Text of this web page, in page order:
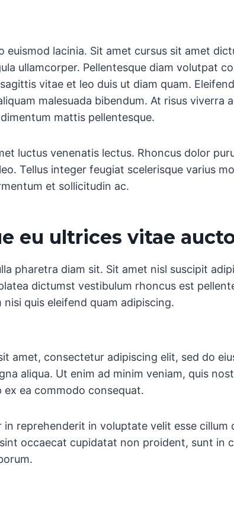
euismod lacinia. Sit amet cursus sit amet
ullamcorper. Pellentesque diam volutpat
vitae et leo duis ut diam quam.
malesuada bibendum. At risus viverra
mattis pellentesque.
luctus venenatis lectus. Rhoncus dolor
Tellus integer feugiat scelerisque varius
et sollicitudin ac.
eu ultrices vitae
pharetra diam sit. Sit amet nisl suscipit
dictumst vestibulum rhoncus est
nisi quis eleifend quam adipiscing.
amet, consectetur adipiscing elit, sed do
aliqua. Ut enim ad minim veniam, quis
ex ea commodo consequat.
in reprehenderit in voluptate velit esse cillum
occaecat cupidatat non proident, sunt in